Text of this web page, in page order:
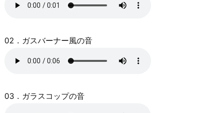
02．ガスバーナー風の音
03．ガラスコップの音